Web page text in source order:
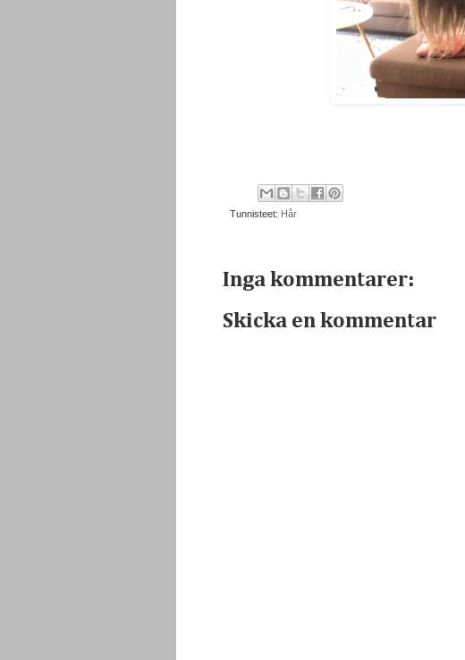
Tunnisteet: Hår
Inga kommentarer:
Skicka en kommentar